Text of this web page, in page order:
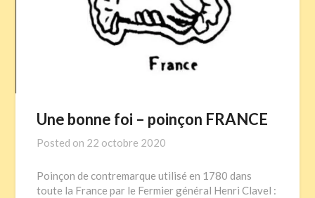
Une bonne foi – poinçon FRANCE
Posted on 22 octobre 2020
Poinçon de contremarque utilisé en 1780 dans
toute la France par le Fermier général Henri Clavel :